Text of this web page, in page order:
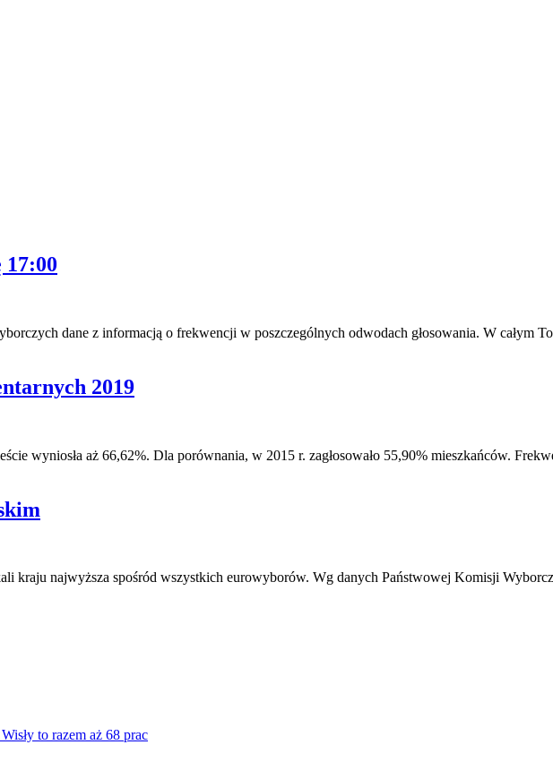
dane z informacją o frekwencji w poszczególnych odwodach głosowania. W całym
2019
wyniosła aż 66,62%. Dla porównania, w 2015 r. zagłosowało 55,90% mieszkańców.
kraju najwyższa spośród wszystkich eurowyborów. Wg danych Państwowej Komisji
to razem aż 68 prac